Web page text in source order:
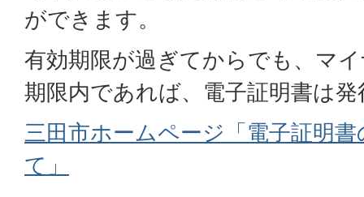
ができます。
有効期限が過ぎてからでも、マ
期限内であれば、電子証明書は
三田市ホームページ「電子証明
て」